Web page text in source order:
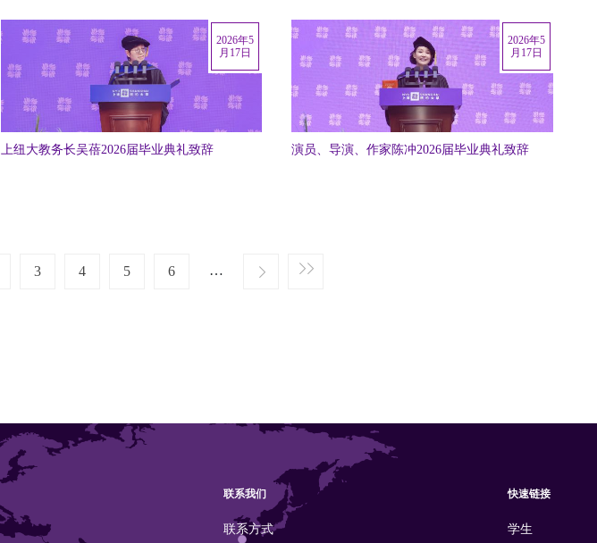
上纽大教务长吴蓓2026届毕业典礼致辞
2026年5
月17日
演员、导演、作家陈冲2026届毕业典礼致辞
2026年5
月17日
3 4 5 6 …
››
Next page »
Last page
联系我们
联系方式
快速链接
学生